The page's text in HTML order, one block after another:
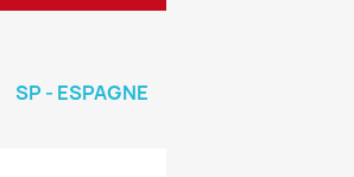
SP - ESPAGNE